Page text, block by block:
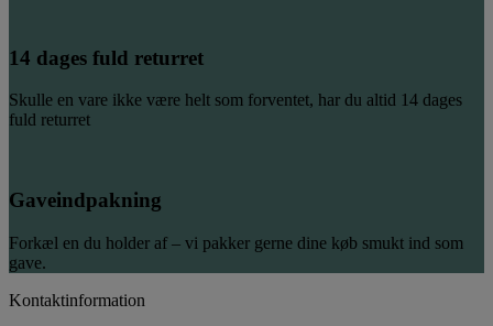
14 dages fuld returret
Skulle en vare ikke være helt som forventet, har du altid 14 dages
fuld returret
Gaveindpakning
Forkæl en du holder af – vi pakker gerne dine køb smukt ind som
gave.
Kontaktinformation